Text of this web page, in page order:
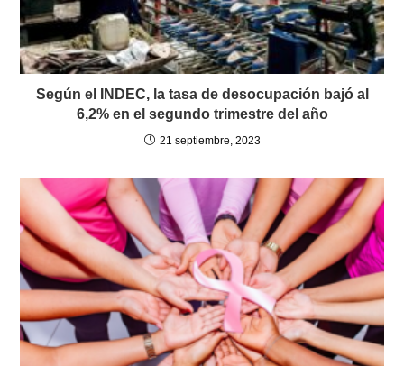
Según el INDEC, la tasa de desocupación bajó al
6,2% en el segundo trimestre del año
21 septiembre, 2023